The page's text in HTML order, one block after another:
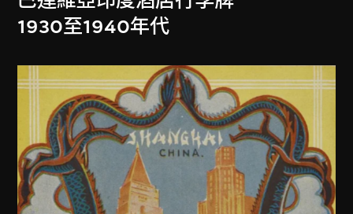
1930至1940年代